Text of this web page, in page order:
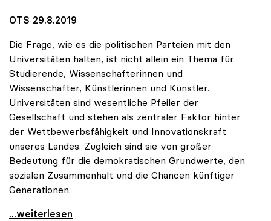
OTS 29.8.2019
Die Frage, wie es die politischen Parteien mit den
Universitäten halten, ist nicht allein ein Thema für
Studierende, Wissenschafterinnen und
Wissenschafter, Künstlerinnen und Künstler.
Universitäten sind wesentliche Pfeiler der
Gesellschaft und stehen als zentraler Faktor hinter
der Wettbewerbsfähigkeit und Innovationskraft
unseres Landes. Zugleich sind sie von großer
Bedeutung für die demokratischen Grundwerte, den
sozialen Zusammenhalt und die Chancen künftiger
Generationen.
10 Fragen zu Universitäten – Parteien geben
...weiterlesen